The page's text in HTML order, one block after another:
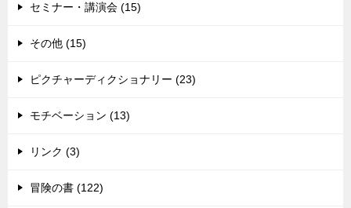
セミナー・講演会 (15)
その他 (15)
ピクチャーディクショナリー (23)
モチベーション (13)
リンク (3)
冒険の書 (122)